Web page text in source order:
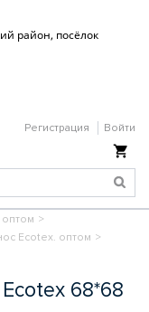
район, посёлок
Регистрация Войти
>
Ecotex. оптом >
68*68